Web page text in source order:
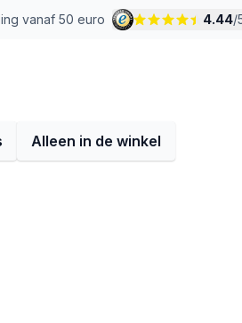
vanaf 50 euro 4.44/
Alleen in de winkel